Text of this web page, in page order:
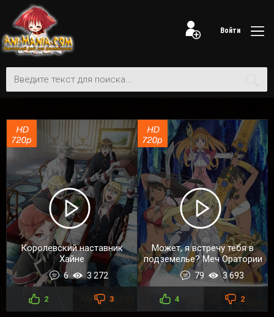
Войти
Королевский наставник
Хайне
6 3 272
2 3
Может, я встречу тебя в
подземелье? Меч Оратории
79 3 693
4 2